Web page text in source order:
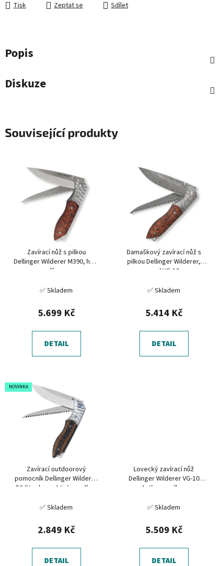
Tisk Zeptat se Sdílet
Popis
Diskuze
Související produkty
Zavírací nůž s pilkou
Dellinger Wilderer M390, hadí
dřevo
✅ Skladem
5.699 Kč
DETAIL
Damaškový zavírací nůž s
pilkou Dellinger Wilderer,
ocel VG-10
✅ Skladem
5.414 Kč
DETAIL
NOVINKA
Zavírací outdoorový
pomocník Dellinger Wilderer
D2 Steel s praktickou pilkou
✅ Skladem
2.849 Kč
DETAIL
Lovecký zavírací nůž
Dellinger Wilderer VG-10
Antlers s pilkou
✅ Skladem
5.509 Kč
DETAIL